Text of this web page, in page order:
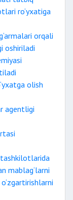
ro‘yxatiga
orqali
oshiriladi
olish
agentligi
tashkilotlarida
mablag‘larni